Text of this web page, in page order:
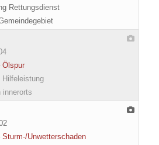
Rettungsdienst
Ölspur
Hilfeleistung
innerorts
Sturm-/Unwetterschaden